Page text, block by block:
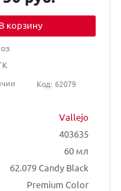
Vallejo
403635
60 мл
62.079 Candy Black
Premium Color
В корзину
Код: 62079